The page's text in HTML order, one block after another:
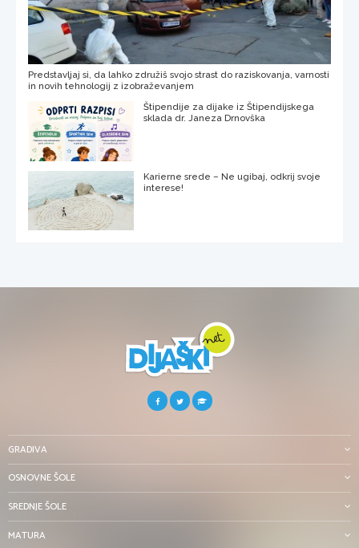
Predstavljaj si, da lahko združiš svojo strast do raziskovanja, varnosti
in novih tehnologij z izobraževanjem
Štipendije za dijake iz Štipendijskega
sklada dr. Janeza Drnovška
Karierne srede – Ne ugibaj, odkrij svoje
interese!
GRADIVA
OSNOVNE ŠOLE
SREDNJE ŠOLE
MATURA